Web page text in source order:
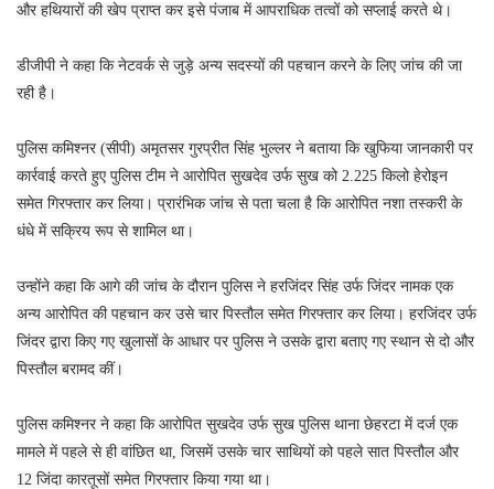
और हथियारों की खेप प्राप्त कर इसे पंजाब में आपराधिक तत्वों को सप्लाई करते थे।
डीजीपी ने कहा कि नेटवर्क से जुड़े अन्य सदस्यों की पहचान करने के लिए जांच की जा
रही है।
पुलिस कमिश्नर (सीपी) अमृतसर गुरप्रीत सिंह भुल्लर ने बताया कि खुफिया जानकारी पर
कार्रवाई करते हुए पुलिस टीम ने आरोपित सुखदेव उर्फ सुख को 2.225 किलो हेरोइन
समेत गिरफ्तार कर लिया। प्रारंभिक जांच से पता चला है कि आरोपित नशा तस्करी के
धंधे में सक्रिय रूप से शामिल था।
उन्होंने कहा कि आगे की जांच के दौरान पुलिस ने हरजिंदर सिंह उर्फ जिंदर नामक एक
अन्य आरोपित की पहचान कर उसे चार पिस्तौल समेत गिरफ्तार कर लिया। हरजिंदर उर्फ
जिंदर द्वारा किए गए खुलासों के आधार पर पुलिस ने उसके द्वारा बताए गए स्थान से दो और
पिस्तौल बरामद कीं।
पुलिस कमिश्नर ने कहा कि आरोपित सुखदेव उर्फ सुख पुलिस थाना छेहरटा में दर्ज एक
मामले में पहले से ही वांछित था, जिसमें उसके चार साथियों को पहले सात पिस्तौल और
12 जिंदा कारतूसों समेत गिरफ्तार किया गया था।